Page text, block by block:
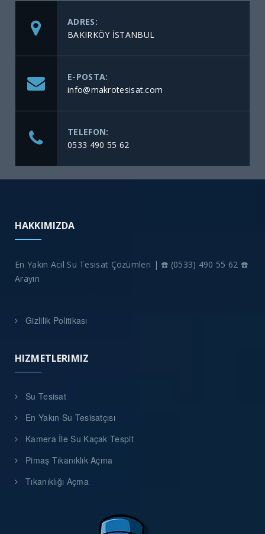
ADRES:
BAKIRKÖY İSTANBUL
E-POSTA:
info@makrotesisat.com
TELEFON:
0533 490 55 62
HAKKIMIZDA
En Yakın Acil Su Tesisat Çözümleri | ☎️ (0533) 490 55 62 ☎️
Arayın
Gizlilik Politikası
HIZMETLERIMIZ
Su Tesisat
En Yakın Su Tesisatçısı
Kamera İle Su Kaçak Tespit
Pimaş Tıkanıklık Açma
Tıkanıklığı Açma